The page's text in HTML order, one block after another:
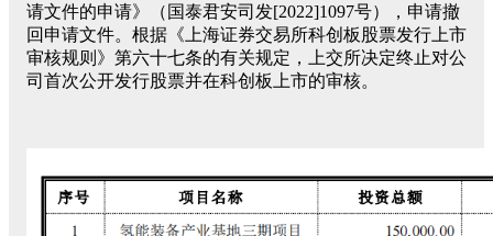
请文件的申请》（国泰君安司发[2022]1097号），申请撤
回申请文件。根据《上海证券交易所科创板股票发行上市
审核规则》第六十七条的有关规定，上交所决定终止对公
司首次公开发行股票并在科创板上市的审核。